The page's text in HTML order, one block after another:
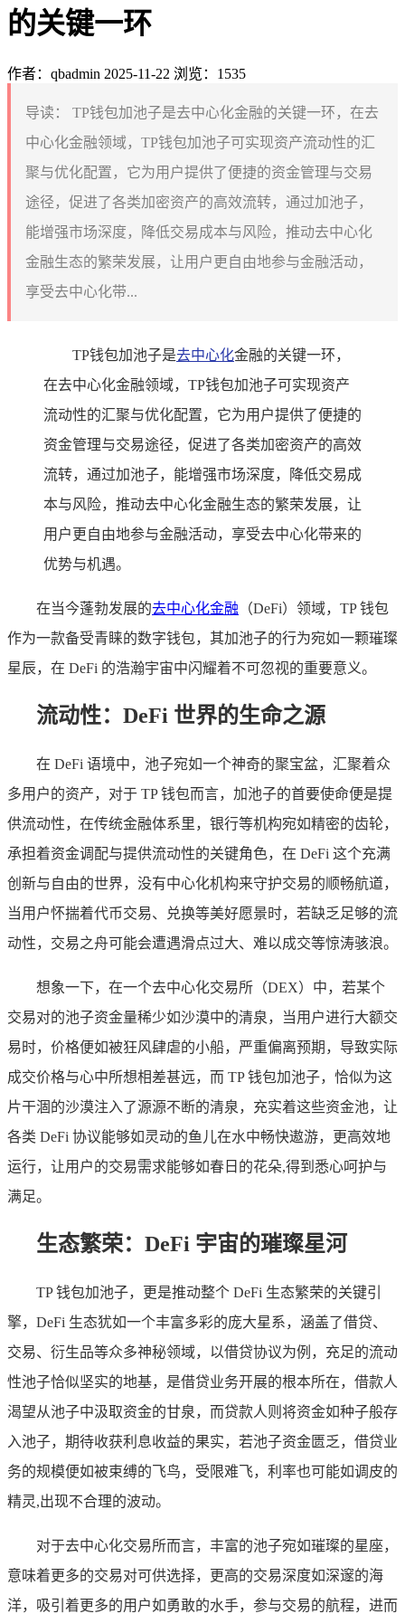
的关键一环
作者：qbadmin 2025-11-22 浏览：1535
导读：
TP钱包加池子是去中心化金融的关键一环，在去
中心化金融领域，TP钱包加池子可实现资产流动性的汇
聚与优化配置，它为用户提供了便捷的资金管理与交易
途径，促进了各类加密资产的高效流转，通过加池子，
能增强市场深度，降低交易成本与风险，推动去中心化
金融生态的繁荣发展，让用户更自由地参与金融活动，
享受去中心化带...
TP钱包加池子是去中心化金融的关键一环，
在去中心化金融领域，TP钱包加池子可实现资产
流动性的汇聚与优化配置，它为用户提供了便捷的
资金管理与交易途径，促进了各类加密资产的高效
流转，通过加池子，能增强市场深度，降低交易成
本与风险，推动去中心化金融生态的繁荣发展，让
用户更自由地参与金融活动，享受去中心化带来的
优势与机遇。
在当今蓬勃发展的去中心化金融 （DeFi）领域，TP 钱包
作为一款备受青睐的数字钱包，其加池子的行为宛如一颗璀璨
星辰，在 DeFi 的浩瀚宇宙中闪耀着不可忽视的重要意义。
流动性：DeFi 世界的生命之源
在 DeFi 语境中，池子宛如一个神奇的聚宝盆，汇聚着众
多用户的资产，对于 TP 钱包而言，加池子的首要使命便是提
供流动性，在传统金融体系里，银行等机构宛如精密的齿轮，
承担着资金调配与提供流动性的关键角色，在 DeFi 这个充满
创新与自由的世界，没有中心化机构来守护交易的顺畅航道，
当用户怀揣着代币交易、兑换等美好愿景时，若缺乏足够的流
动性，交易之舟可能会遭遇滑点过大、难以成交等惊涛骇浪。
想象一下，在一个去中心化交易所（DEX）中，若某个
交易对的池子资金量稀少如沙漠中的清泉，当用户进行大额交
易时，价格便如被狂风肆虐的小船，严重偏离预期，导致实际
成交价格与心中所想相差甚远，而 TP 钱包加池子，恰似为这
片干涸的沙漠注入了源源不断的清泉，充实着这些资金池，让
各类 DeFi 协议能够如灵动的鱼儿在水中畅快遨游，更高效地
运行，让用户的交易需求能够如春日的花朵,得到悉心呵护与
满足。
生态繁荣：DeFi 宇宙的璀璨星河
TP 钱包加池子，更是推动整个 DeFi 生态繁荣的关键引
擎，DeFi 生态犹如一个丰富多彩的庞大星系，涵盖了借贷、
交易、衍生品等众多神秘领域，以借贷协议为例，充足的流动
性池子恰似坚实的地基，是借贷业务开展的根本所在，借款人
渴望从池子中汲取资金的甘泉，而贷款人则将资金如种子般存
入池子，期待收获利息收益的果实，若池子资金匮乏，借贷业
务的规模便如被束缚的飞鸟，受限难飞，利率也可能如调皮的
精灵,出现不合理的波动。
对于去中心化交易所而言，丰富的池子宛如璀璨的星座，
意味着更多的交易对可供选择，更高的交易深度如深邃的海
洋，吸引着更多的用户如勇敢的水手，参与交易的航程，进而